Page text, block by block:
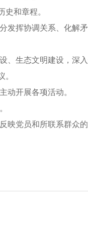
和章程。
挥协调关系、化解
生态文明建设，深入
开展各项活动。
党员和所联系群众